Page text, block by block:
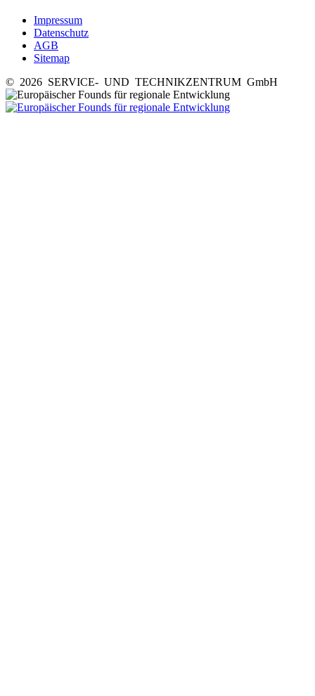
Impressum
Datenschutz
AGB
Sitemap
© 2026 SERVICE- UND TECHNIKZENTRUM GmbH